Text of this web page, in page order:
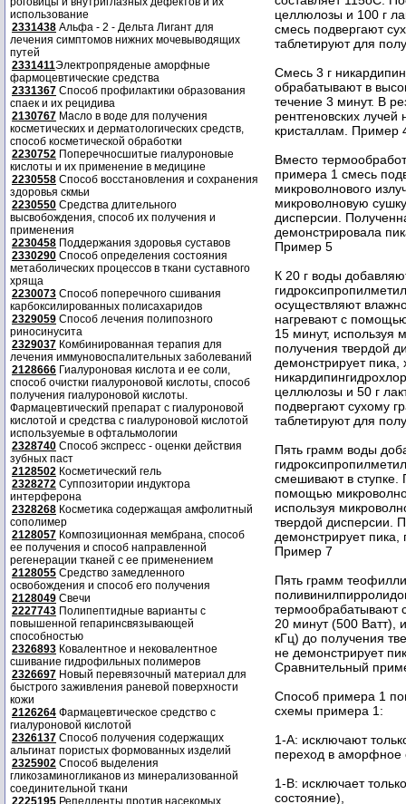
использование
2331438 Альфа - 2 - Дельта Лигант для
лечения симптомов нижних мочевыводящих
путей
2331411Электропряденые аморфные
фармоцевтические средства
2331367 Способ профилактики образования
спаек и их рецидива
2130767 Масло в воде для получения
косметических и дерматологических средств,
способ косметической обработки
2230752 Поперечносшитые гиалуроновые
кислоты и их применение в медицине
2230558 Способ восстановления и сохранения
здоровья скмьи
2230550 Средства длительного
высвобождения, способ их получения и
применения
2230458 Поддержания здоровья суставов
2330290 Способ определения состояния
метаболических процессов в ткани суставного
хряща
2230073 Способ поперечного сшивания
карбоксилированных полисахаридов
2329059 Способ лечения полипозного
риносинусита
2329037 Комбинированная терапия для
лечения иммуновоспалительных заболеваний
2128666 Гиалуроновая кислота и ее соли,
способ очистки гиалуроновой кислоты, способ
получения гиалуроновой кислоты.
Фармацевтический препарат с гиалуроновой
кислотой и средства с гиалуроновой кислотой
используемые в офтальмологии
2328740 Способ экспресс - оценки действия
зубных паст
2128502 Косметический гель
2328272 Суппозитории индуктора
интерферона
2328268 Косметика содержащая амфолитный
сополимер
2128057 Композиционная мембрана, способ
ее получения и способ направленной
регенерации тканей с ее применением
2128055 Средство замедленного
освобождения и способ его получения
2128049 Свечи
2227743 Полипептидные варианты с
повышенной гепаринсвязывающей
способностью
2326893 Ковалентное и нековалентное
сшивание гидрофильных полимеров
2326697 Новый перевязочный материал для
быстрого заживления раневой поверхности
кожи
2126264 Фармацевтическое средство с
гиалуроновой кислотой
2326137 Способ получения содержащих
альгинат пористых формованных изделий
2325902 Способ выделения
гликозаминогликанов из минерализованной
соединительной ткани
2225195 Репелленты против насекомых
целлюлозы и 100 г
смесь подвергают
таблетируют для
Смесь 3 г
обрабатывают в
течение 3 минут. В
рентгеновских
кристаллам. Пример
Вместо
примера 1 смесь
микроволнового
микроволновую
дисперсии.
демонстрировала
Пример 5
К 20 г воды
осуществляют
нагревают с
15 минут, используя
получения твердой
демонстрирует пика,
целлюлозы и 50 г
подвергают сухому
таблетируют для
Пять грамм воды
смешивают в ступке.
помощью
используя
твердой дисперсии.
демонстрирует
Пример 7
Пять грамм
термообрабатывают
20 минут (500 Ватт),
кГц) до получения
не демонстрирует
Сравнительный
Способ примера 1
схемы примера 1:
1-А: исключают
переход в аморфное
1-В: исключает
состояние),